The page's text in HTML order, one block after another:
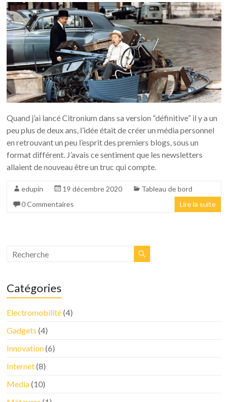
Quand j’ai lancé Citronium dans sa version “définitive” il y a un
peu plus de deux ans, l’idée était de créer un média personnel
en retrouvant un peu l’esprit des premiers blogs, sous un
format différent. J’avais ce sentiment que les newsletters
allaient de nouveau être un truc qui compte.
edupin 19 décembre 2020
Tableau de bord
0 Commentaires
Lire la suite
Catégories
Electromobilité(4)
Gadgets (4)
Innovation(6)
Internet(8)
Media(10)